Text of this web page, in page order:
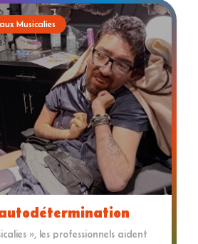
Musicalies
», les professionnels aident